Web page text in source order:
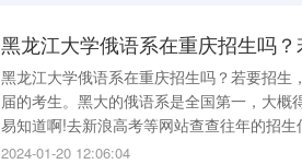
黑龙江大学俄语系在重庆招生吗
黑龙江大学俄语系在重庆招生吗？若要招
届的考生。黑大的俄语系是全国第一，大
易知道啊!去新浪高考等网站查查往年的招
了！虽然你没有分也跟你说一说。。。 德州学院专科录取分数线 德州学院专科录取分数线：最低
2024-01-20 12:06:04